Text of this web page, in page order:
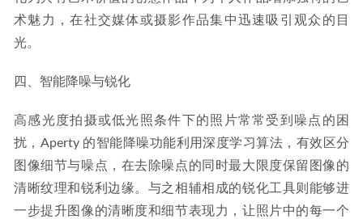
术魅力，在社交媒体或摄影作品集中迅速吸引观众的目
光。
四、智能降噪与锐化
高感光度拍摄或低光照条件下的照片常常受到噪点的困
扰，Aperty 的智能降噪功能利用深度学习算法，有效区分
图像细节与噪点，在去除噪点的同时最大限度保留图像的
清晰纹理和锐利边缘。与之相辅相成的锐化工具则能够进
一步提升图像的清晰度和细节表现力，让照片中的每一个